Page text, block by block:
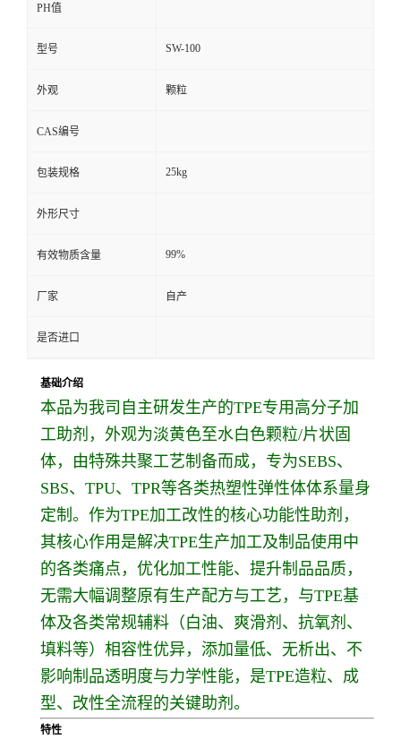
PH值
型号 SW-100
外观 颗粒
CAS编号
包装规格 25kg
外形尺寸
有效物质含量 99%
厂家 自产
是否进口
基础介绍
本品为我司自主研发生产的TPE专用高分子加
工助剂，外观为淡黄色至水白色颗粒/片状固
体，由特殊共聚工艺制备而成，专为SEBS、
SBS、TPU、TPR等各类热塑性弹性体体系量身
定制。作为TPE加工改性的核心功能性助剂，
其核心作用是解决TPE生产加工及制品使用中
的各类痛点，优化加工性能、提升制品品质，
无需大幅调整原有生产配方与工艺，与TPE基
体及各类常规辅料（白油、爽滑剂、抗氧剂、
填料等）相容性优异，添加量低、无析出、不
影响制品透明度与力学性能，是TPE造粒、成
型、改性全流程的关键助剂。
特性